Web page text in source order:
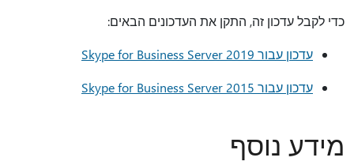
כדי לקבל עדכון זה, התקן את העדכונים הבאים:
עדכון עבור Skype for Business Server 2019
עדכון עבור Skype for Business Server 2015
מידע נוסף